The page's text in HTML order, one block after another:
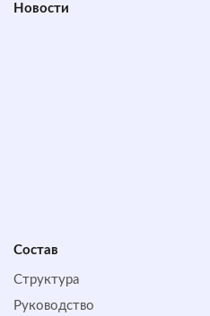
Новости
Состав
Структура
Руководство